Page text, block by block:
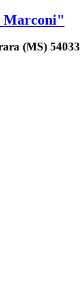
Marconi"
(MS) 54033